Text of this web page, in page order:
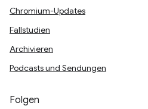
Chromium-Updates
Fallstudien
Archivieren
Podcasts und Sendungen
Folgen